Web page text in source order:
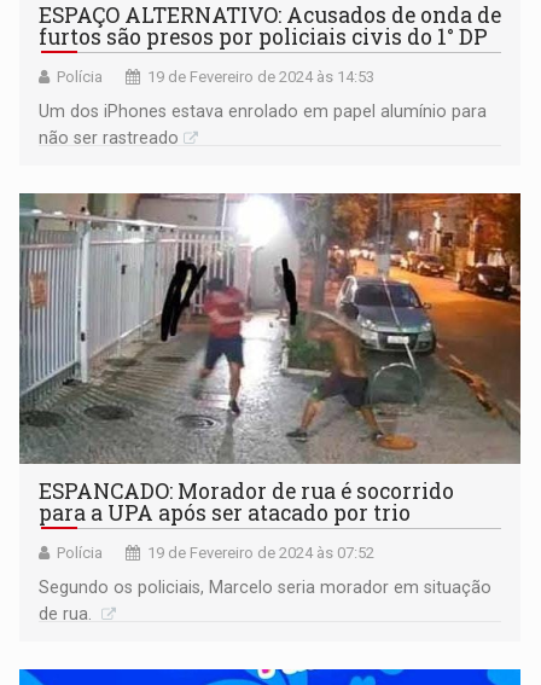
ESPAÇO ALTERNATIVO: Acusados de onda de
furtos são presos por policiais civis do 1° DP
Polícia 19 de Fevereiro de 2024 às 14:53
Um dos iPhones estava enrolado em papel alumínio para
não ser rastreado
ESPANCADO: Morador de rua é socorrido
para a UPA após ser atacado por trio
Polícia 19 de Fevereiro de 2024 às 07:52
Segundo os policiais, Marcelo seria morador em situação
de rua.